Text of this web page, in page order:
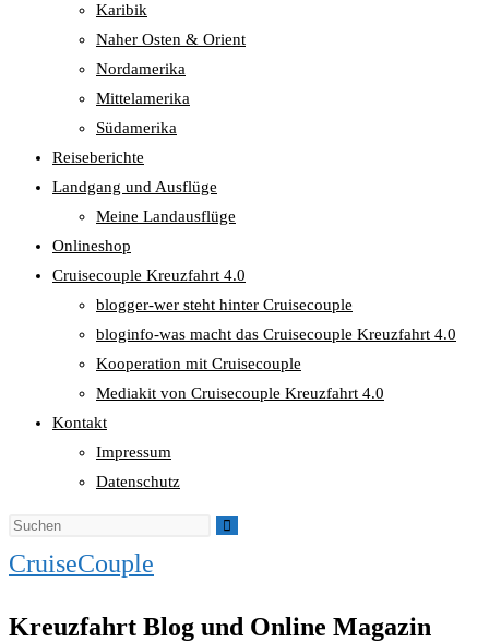
Karibik
Naher Osten & Orient
Nordamerika
Mittelamerika
Südamerika
Reiseberichte
Landgang und Ausflüge
Meine Landausflüge
Onlineshop
Cruisecouple Kreuzfahrt 4.0
blogger-wer steht hinter Cruisecouple
bloginfo-was macht das Cruisecouple Kreuzfahrt 4.0
Kooperation mit Cruisecouple
Mediakit von Cruisecouple Kreuzfahrt 4.0
Kontakt
Impressum
Datenschutz
CruiseCouple
Kreuzfahrt Blog und Online Magazin